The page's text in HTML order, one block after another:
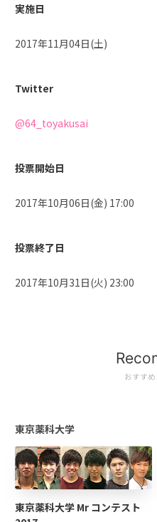
実施日
2017年11月04日(土)
Twitter
@64_toyakusai
投票開始日
2017年10月06日(金) 17:00
投票終了日
2017年10月31日(火) 23:00
おすす
東京薬科大学
東京薬科大学 Mr コンテスト